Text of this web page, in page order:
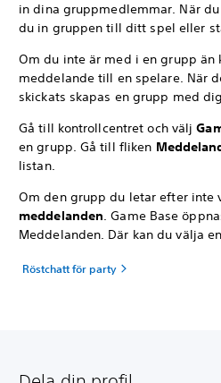
in dina gruppmedlemmar. När
du in gruppen till ditt spel eller
Om du inte är med i en grupp än
meddelande till en spelare. När
skickats skapas en grupp med
Gå till kontrollcentret och välj
en grupp. Gå till fliken
listan.
Om den grupp du letar efter inte
meddelanden. Game Base
Meddelanden. Där kan du välja
Röstchatt för party